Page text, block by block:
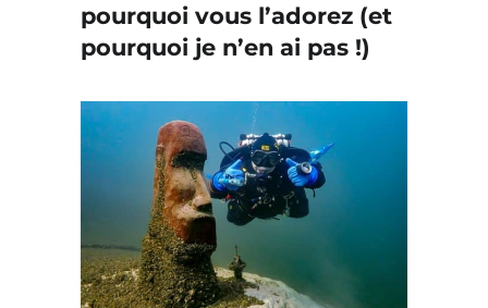
pourquoi vous l’adorez (et
pourquoi je n’en ai pas !)